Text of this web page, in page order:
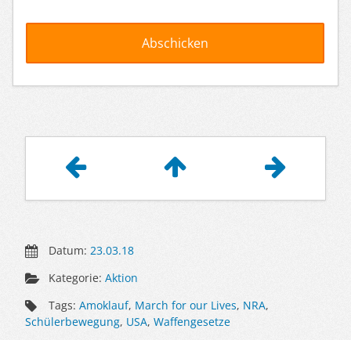
Datum:23.03.18
Kategorie:Aktion
Tags: Amoklauf, March for our Lives, NRA,
Schülerbewegung, USA, Waffengesetze